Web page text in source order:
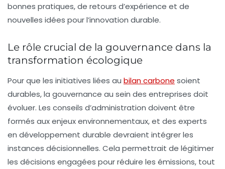
bonnes pratiques, de retours d’expérience et de
nouvelles idées pour l’innovation durable.
Le rôle crucial de la gouvernance dans la
transformation écologique
Pour que les initiatives liées au bilan carbone soient
durables, la gouvernance au sein des entreprises doit
évoluer. Les conseils d’administration doivent être
formés aux enjeux environnementaux, et des experts
en développement durable devraient intégrer les
instances décisionnelles. Cela permettrait de légitimer
les décisions engagées pour réduire les émissions, tout